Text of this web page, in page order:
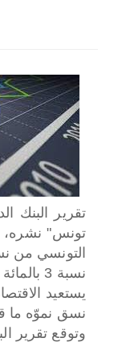
تقرير البنك
تونس" نشره،
التونسي من
نسق نموّه ما
وتوقع تقرير